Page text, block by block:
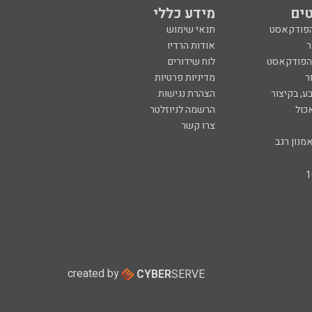
מידע כללי
תנאי שימוש
אודות הרדיו
הפודקאסט
לוח שידורים
מדיניות פרטיות
בקיצור
הצהרת נגישות
הרשמה לניוזלטר
צרו קשר
רגב
created by CYBERSERVE